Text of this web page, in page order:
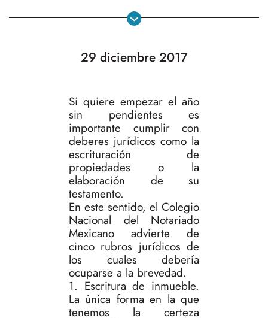
29 diciembre 2017
Si quiere empezar el año
sin pendientes es
importante cumplir con
deberes jurídicos como la
escrituración de
propiedades o la
elaboración de su
testamento.
En este sentido, el Colegio
Nacional del Notariado
Mexicano advierte de
cinco rubros jurídicos de
los cuales debería
ocuparse a la brevedad.
1. Escritura de inmueble.
La única forma en la que
tenemos la certeza